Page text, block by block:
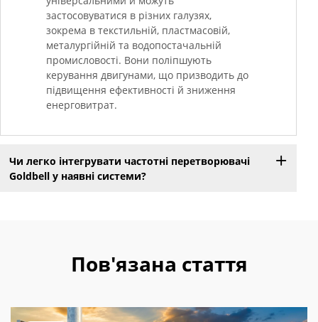
застосовуватися в різних галузях,
зокрема в текстильній, пластмасовій,
металургійній та водопостачальній
промисловості. Вони поліпшують
керування двигунами, що призводить до
підвищення ефективності й зниження
енерговитрат.
Чи легко інтегрувати частотні перетворювачі
Goldbell у наявні системи?
Пов'язана стаття